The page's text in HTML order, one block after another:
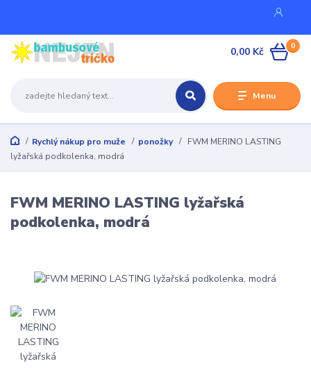
Menu
0
0,00 Kč
Rychlý nákup pro muže ponožky
FWM MERINO LASTING
lyžařská podkolenka, modrá
FWM MERINO LASTING lyžařská
podkolenka, modrá